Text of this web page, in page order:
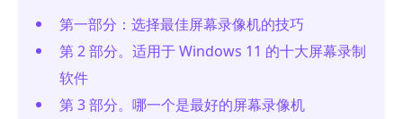
第一部分：选择最佳屏幕录像机的技巧
第 2 部分。适用于 Windows 11 的十大屏幕录制
软件
第 3 部分。哪一个是最好的屏幕录像机